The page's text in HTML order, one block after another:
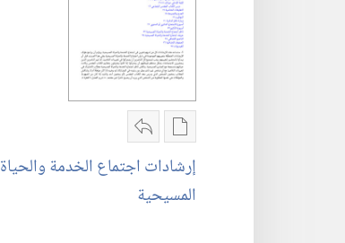
خيارات
تنزيل
الاصدارات
‎إرشادات
مشاركة
‎إرشادات
اجتماع
‎إرشادات اجتماع الخدمة والحياة
المسيحية